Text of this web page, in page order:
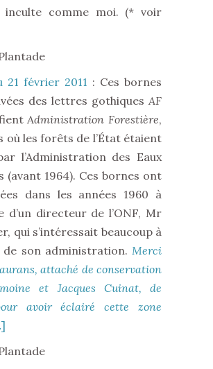
inculte comme moi. (* voir
21 février 2011 : Ces bornes
des lettres gothiques AF
Administration Forestière,
où les forêts de l’État étaient
l’Administration des Eaux
(avant 1964). Ces bornes ont
dans les années 1960 à
d’un directeur de l’ONF, Mr
qui s’intéressait beaucoup à
de son administration. Merci
attaché de conservation
et Jacques Cuinat, de
avoir éclairé cette zone
]